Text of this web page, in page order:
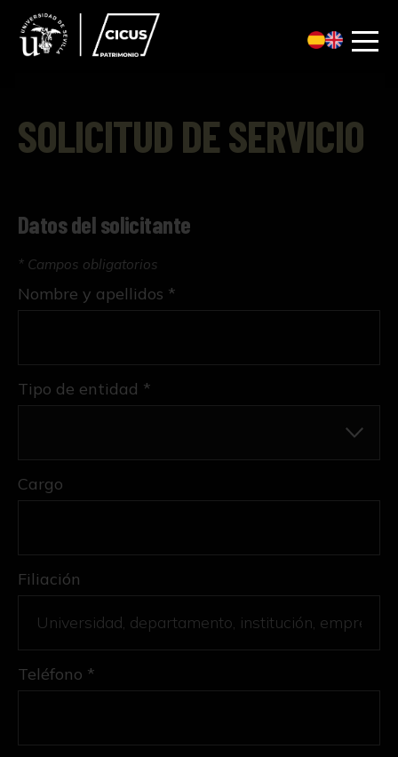
SOLICITUD DE SERVICIO
Datos del solicitante
* Campos obligatorios
Tipo de entidad *
Nombre y apellidos *
Cargo
Filiación
Teléfono *